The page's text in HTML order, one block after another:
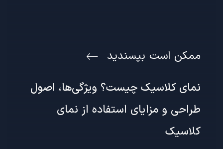
ممکن است بپسندید
نمای کلاسیک چیست؟ ویژگی‌ها، اصول
طراحی و مزایای استفاده از نمای
کلاسیک